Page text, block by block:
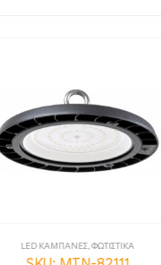
LED ΦΩΤΙΣΤΙΚΑ ΡΑΓΑΣ,ΜΟΝΟΦΑΣΙΚΑ